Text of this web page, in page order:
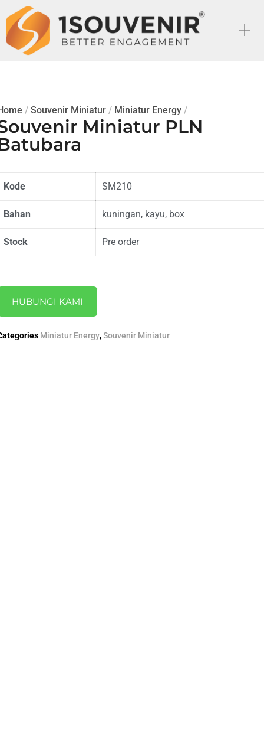
/ Souvenir Miniatur / Miniatur Energy /
Miniatur PLN
Kode SM210
Bahan kuningan, kayu, box
Stock Pre order
HUBUNGI KAMI
Miniatur Energy,Souvenir Miniatur